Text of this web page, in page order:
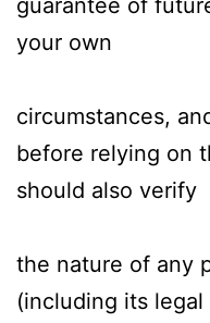
your own
circumstances,
before relying on
should also verify
the nature of any
(including its